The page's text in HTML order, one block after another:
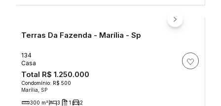
Terras Da Fazenda - Marília - Sp
134
Casa
Total R$ 1.250.000
Condomínio: R$ 500
Marília, SP
300 m² 3 1 2